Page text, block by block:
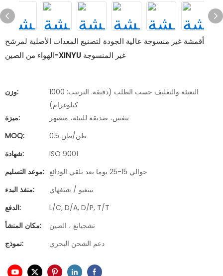
أقمشة غير منسوجة عالية الجودة لتصنيع المعدات الأصلية لمرشح
الهواء من الصين-XINYU غير المنسوجة
وزن:
التعبئة والتغليف حسب الطلب (دقيقة. الترتيب: 1000
كيلوغرام)
ميزة:
تنفس، صديقة للبيئة، منصهر
MOQ:
0.5 طن/طن
شهادة:
ISO 9001
موعد التسليم:
حوالي 15-25 يوما بعد تلقي الودائع
منفذ البدء:
نينغبو / شنغهاي
الدفع:
L/C, D/A, D/P, T/T
مكان المنشأ:
تشجيانغ ، الصين
نموذج:
دعم الشحن البحري